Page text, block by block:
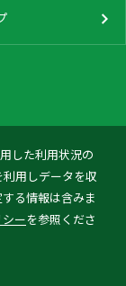
した利用状況の
用しデータを収
る情報は含みま
ーを参照くださ